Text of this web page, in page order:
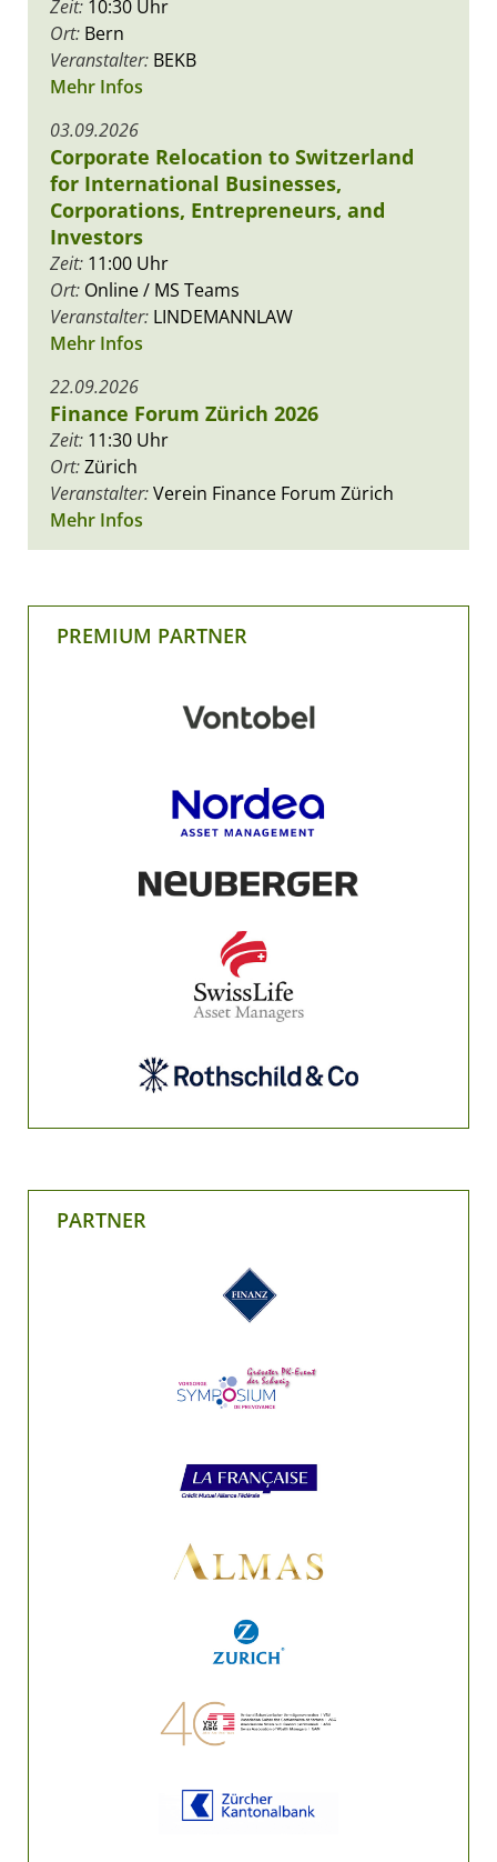
Zeit: 10:30 Uhr
Ort: Bern
Veranstalter: BEKB
Mehr Infos
03.09.2026
Corporate Relocation to Switzerland
for International Businesses,
Corporations, Entrepreneurs, and
Investors
Zeit: 11:00 Uhr
Ort: Online / MS Teams
Veranstalter: LINDEMANNLAW
Mehr Infos
22.09.2026
Finance Forum Zürich 2026
Zeit: 11:30 Uhr
Ort:Zürich
Veranstalter:Verein Finance Forum Zürich
Mehr Infos
PREMIUM PARTNER
PARTNER